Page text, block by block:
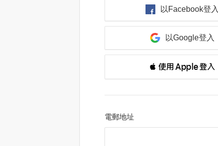
以Facebook登入
以Google登入
 使用 Apple 登入
電郵地址